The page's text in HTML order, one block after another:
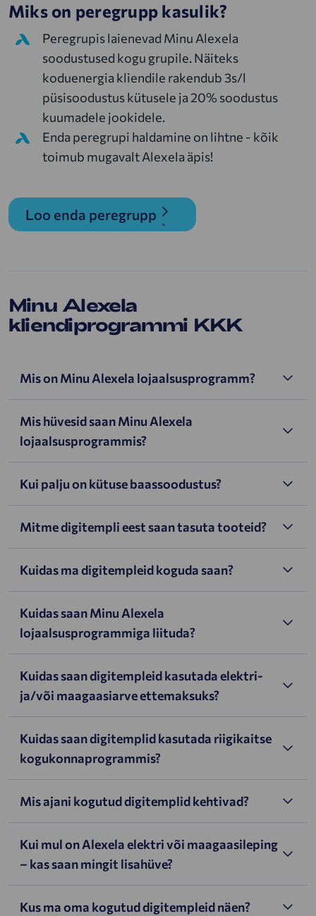
Miks on peregrupp kasulik?
Peregrupis laienevad Minu Alexela
soodustused kogu grupile. Näiteks
koduenergia kliendile rakendub 3s/l
püsisoodustus kütusele ja 20% soodustus
kuumadele jookidele.
Enda peregrupi haldamine on lihtne - kõik
toimub mugavalt Alexela äpis!
Loo enda peregrupp
Minu Alexela
kliendiprogrammi KKK
Mis on Minu Alexela lojaalsusprogramm?
Mis hüvesid saan Minu Alexela
lojaalsusprogrammis?
Kui palju on kütuse baassoodustus?
Mitme digitempli eest saan tasuta tooteid?
Kuidas ma digitempleid koguda saan?
Kuidas saan Minu Alexela
lojaalsusprogrammiga liituda?
Kuidas saan digitempleid kasutada elektri-
ja/või maagaasiarve ettemaksuks?
Kuidas saan digitemplid kasutada riigikaitse
kogukonnaprogrammis?
Mis ajani kogutud digitemplid kehtivad?
Kui mul on Alexela elektri või maagaasileping
– kas saan mingit lisahüve?
Kus ma oma kogutud digitempleid näen?